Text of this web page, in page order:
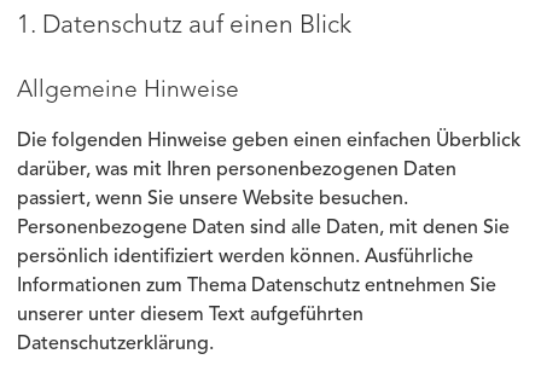
1. Datenschutz auf einen Blick
Allgemeine Hinweise
Die folgenden Hinweise geben einen einfachen Überblick
darüber, was mit Ihren personenbezogenen Daten
passiert, wenn Sie unsere Website besuchen.
Personenbezogene Daten sind alle Daten, mit denen Sie
persönlich identifiziert werden können. Ausführliche
Informationen zum Thema Datenschutz entnehmen Sie
unserer unter diesem Text aufgeführten
Datenschutzerklärung.